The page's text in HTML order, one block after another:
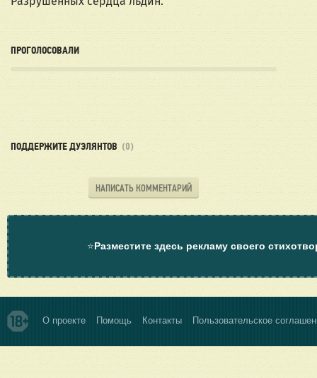
ПРОГОЛОСОВАЛИ
ПОДДЕРЖИТЕ ДУЭЛЯНТОВ (0)
НАПИСАТЬ КОММЕНТАРИЙ
⭐Разместите здесь рекламу своего
О проекте Помощь Контакты Пользовательское